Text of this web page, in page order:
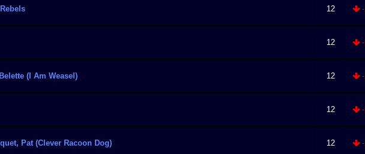
12 -
12 -
(I Am Weasel) 12 -
12 -
Pat (Clever Racoon Dog) 12 -